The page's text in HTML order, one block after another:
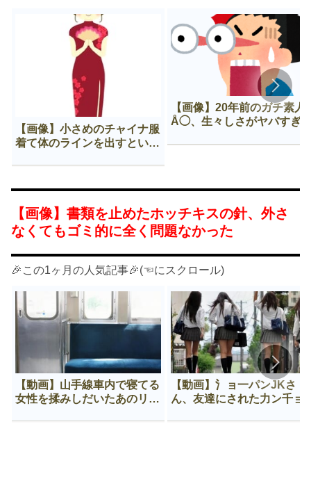
【画像】小さめのチャイナ服
着て体のラインを出すという
【画像】20年前のガチ素人
Å◯、生々しさがヤバすぎ
【画像】書類を止めたホッチキスの針、外さ
なくてもゴミ的に全く問題なかった
🎉この1ヶ月の人気記事🎉(☜にスクロール)
【動画】山手線車内で寝てる
女性を揉みしだいたあのリー
【動画】氵ョ一パンJKさ
ん、友達にされた力ン千ョ